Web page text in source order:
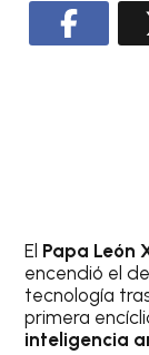
El Papa León
encendió el
tecnología
primera
inteligencia